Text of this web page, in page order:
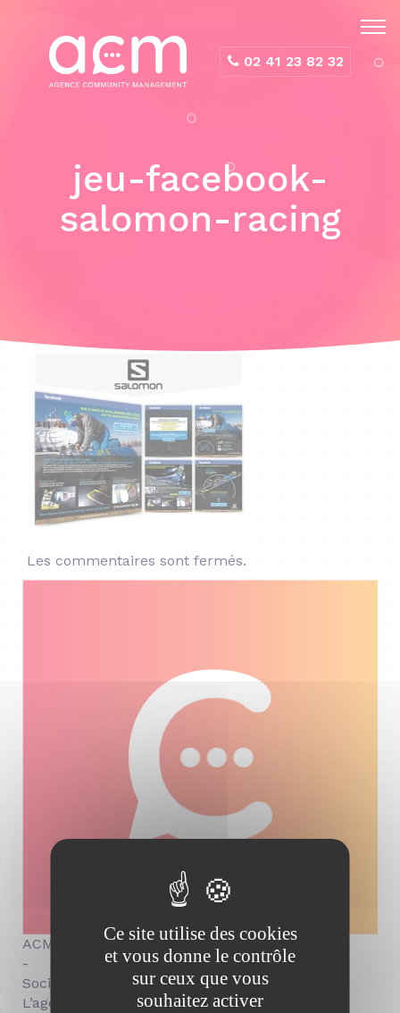
02 41 23 82 32
jeu-facebook-
salomon-racing
Les commentaires sont fermés.
ACM
-
Social Media Manager
L’agence ACM, experte en community
Ce site utilise des cookies
et vous donne le contrôle
sur ceux que vous
souhaitez activer